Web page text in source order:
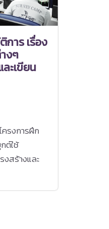
าร เรื่อง
งๆ
ะเขียน
รงการฝึก
ต์ใช้
งสร้างและ